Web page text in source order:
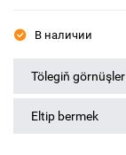
В наличии
Tölegiň
Eltip bermek